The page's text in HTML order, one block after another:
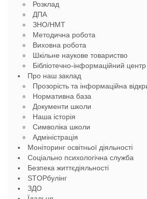
Розклад
ДПА
ЗНО/НМТ
Методична робота
Виховна робота
Шкільне наукове товариство
Бібліотечно-інформаційний центр
Про наш заклад
Прозорість та інформаційна
Нормативна база
Документи школи
Наша історія
Символіка школи
Адміністрація
Моніторинг освітньої діяльності
Соціально психологічна служба
Безпека життєдіяльності
STOPбулінг
ЗДО